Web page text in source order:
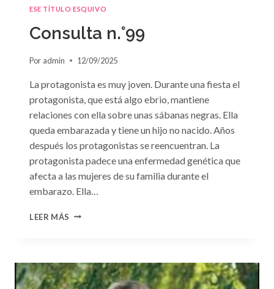
DE
EMMA
DARCY
ESE TÍTULO ESQUIVO
Consulta n.°99
Por admin 12/09/2025
La protagonista es muy joven. Durante una fiesta el
protagonista, que está algo ebrio, mantiene
relaciones con ella sobre unas sábanas negras. Ella
queda embarazada y tiene un hijo no nacido. Años
después los protagonistas se reencuentran. La
protagonista padece una enfermedad genética que
afecta a las mujeres de su familia durante el
embarazo. Ella…
LEER MÁS CONSULTA